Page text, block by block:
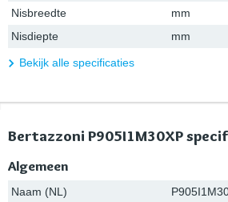
Nisbreedte
mm
Nisdiepte
mm
Bekijk alle specificaties
Bertazzoni P905I1M30XP
Algemeen
Naam (NL)